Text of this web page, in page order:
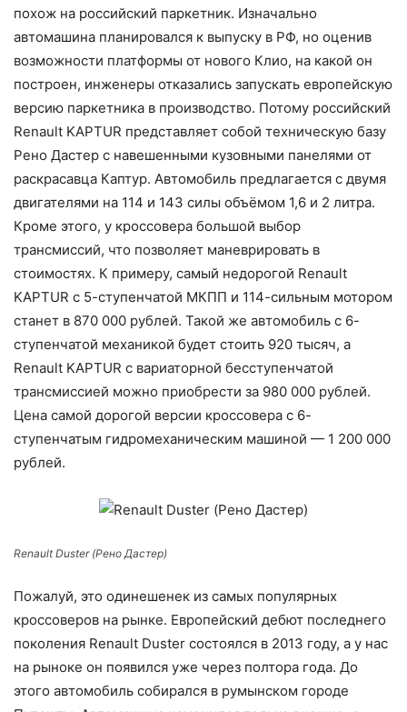
похож на российский паркетник. Изначально
автомашина планировался к выпуску в РФ, но оценив
возможности платформы от нового Клио, на какой он
построен, инженеры отказались запускать европейскую
версию паркетника в производство. Потому российский
Renault KAPTUR представляет собой техническую базу
Рено Дастер с навешенными кузовными панелями от
раскрасавца Каптур. Автомобиль предлагается с двумя
двигателями на 114 и 143 силы объёмом 1,6 и 2 литра.
Кроме этого, у кроссовера большой выбор
трансмиссий, что позволяет маневрировать в
стоимостях. К примеру, самый недорогой Renault
KAPTUR с 5-ступенчатой МКПП и 114-сильным мотором
станет в 870 000 рублей. Такой же автомобиль с 6-
ступенчатой механикой будет стоить 920 тысяч, а
Renault KAPTUR с вариаторной бесступенчатой
трансмиссией можно приобрести за 980 000 рублей.
Цена самой дорогой версии кроссовера с 6-
ступенчатым гидромеханическим машиной — 1 200 000
рублей.
Renault Duster (Рено Дастер)
Пожалуй, это одинешенек из самых популярных
кроссоверов на рынке. Европейский дебют последнего
поколения Renault Duster состоялся в 2013 году, а у нас
на рыноке он появился уже через полтора года. До
этого автомобиль собирался в румынском городе